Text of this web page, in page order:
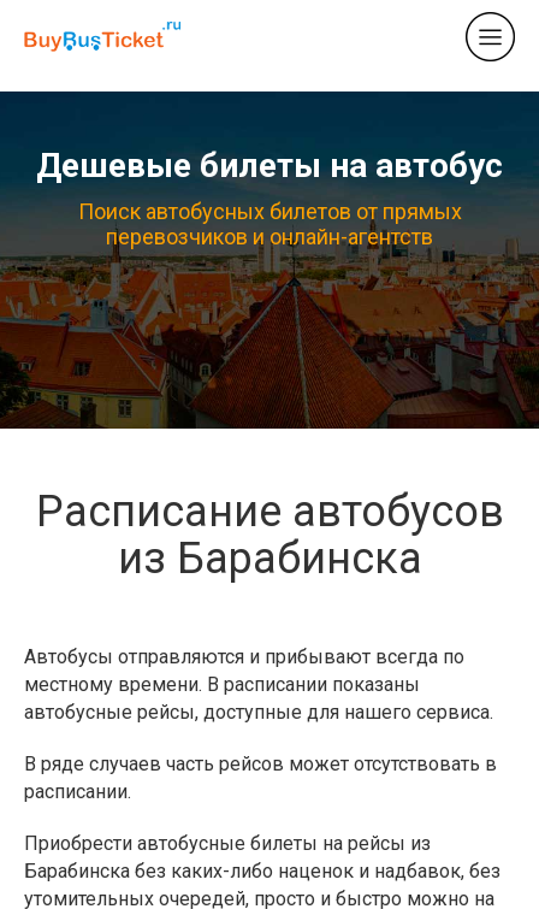
Дешевые билеты на автобус
Поиск автобусных билетов от прямых
перевозчиков и онлайн-агентств
Расписание автобусов
из Барабинска
Автобусы отправляются и прибывают всегда по
местному времени. В расписании показаны
автобусные рейсы, доступные для нашего сервиса.
В ряде случаев часть рейсов может отсутствовать в
расписании.
Приобрести автобусные билеты на рейсы из
Барабинска без каких-либо наценок и надбавок, без
утомительных очередей, просто и быстро можно на